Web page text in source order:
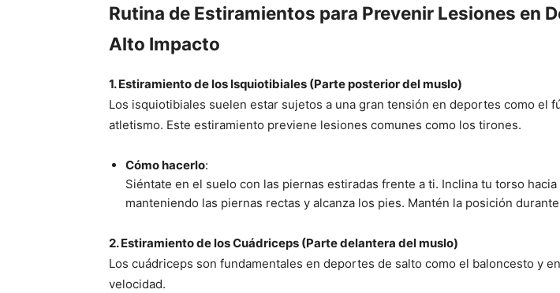
Rutina de Estiramientos para Prevenir Lesiones en
Alto Impacto
1. Estiramiento de los Isquiotibiales (Parte posterior del muslo)
Los isquiotibiales suelen estar sujetos a una gran tensión en deportes como el
atletismo. Este estiramiento previene lesiones comunes como los tirones.
Cómo hacerlo:
Siéntate en el suelo con las piernas estiradas frente a ti. Inclina tu torso hacia
manteniendo las piernas rectas y alcanza los pies. Mantén la posición
2. Estiramiento de los Cuádriceps (Parte delantera del muslo)
Los cuádriceps son fundamentales en deportes de salto como el baloncesto y
velocidad.